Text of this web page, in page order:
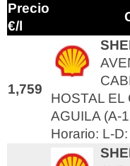
Precio
€/l
1,759
HOSTAL EL
AGUILA (A-
Horario: L-